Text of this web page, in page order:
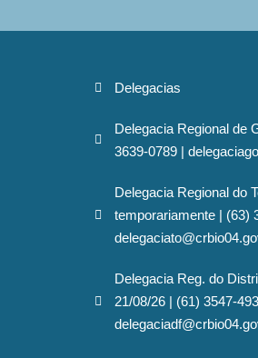
Delegacias
Delegacia Regional de
3639-0789 |
Delegacia Regional do
temporariamente | (63)
Delegacia Reg. do
21/08/26 | (61) 3547-